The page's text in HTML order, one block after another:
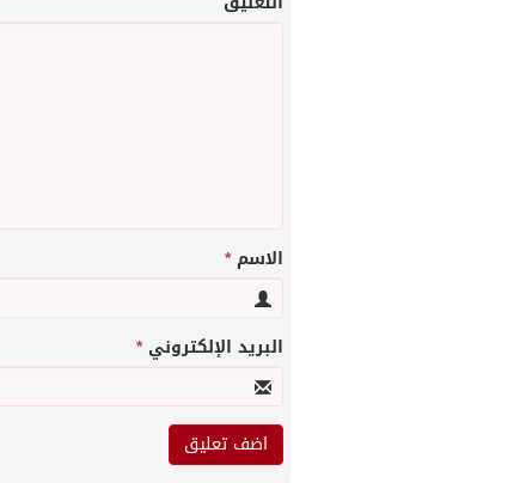
الاسم*
البريد الإلكتروني*